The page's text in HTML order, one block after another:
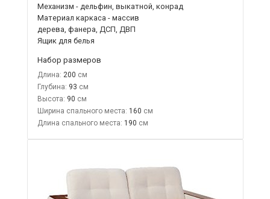
Механизм - дельфин, выкатной, конрад
Материал каркаса - массив
дерева, фанера, ДСП, ДВП
Ящик для белья
Набор размеров
Длина: 200
Глубина: 93
Высота: 90
Ширина спального места: 160
Длина спального места: 190